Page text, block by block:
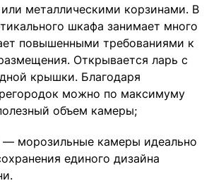
металлическими корзинами. В
шкафа занимает много
повышенными требованиями к
Открывается ларь с
крышки. Благодаря
можно по максимуму
объем камеры;
— морозильные камеры идеально
единого дизайна